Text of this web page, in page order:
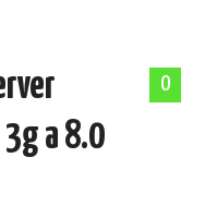
0
a 8.0